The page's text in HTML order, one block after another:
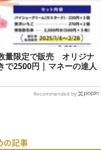
量限定で販売 オリジナ
で2500円 | マネーの達人
Recommended by
の記事